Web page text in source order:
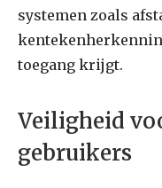
systemen zoals
toegang krijgt.
Veiligheid
gebruikers